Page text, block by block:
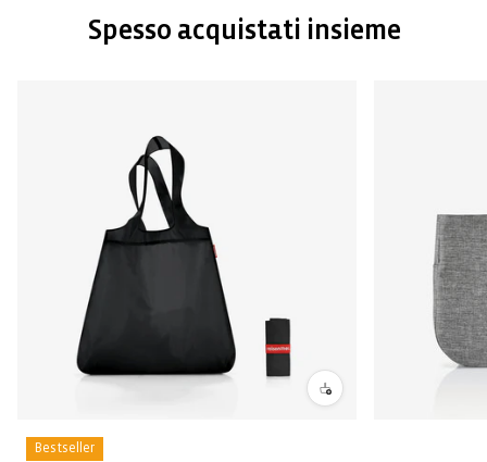
Spesso acquistati insieme
Bestseller